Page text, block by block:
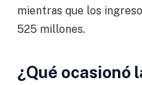
mientras que los
525 millones.
¿Qué ocasionó